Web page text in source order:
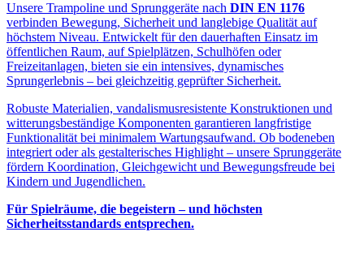
Unsere Trampoline und Sprunggeräte nach DIN EN 1176
verbinden Bewegung, Sicherheit und langlebige Qualität auf
höchstem Niveau. Entwickelt für den dauerhaften Einsatz im
öffentlichen Raum, auf Spielplätzen, Schulhöfen oder
Freizeitanlagen, bieten sie ein intensives, dynamisches
Sprungerlebnis – bei gleichzeitig geprüfter Sicherheit.
Robuste Materialien, vandalismusresistente Konstruktionen und
witterungsbeständige Komponenten garantieren langfristige
Funktionalität bei minimalem Wartungsaufwand. Ob bodeneben
integriert oder als gestalterisches Highlight – unsere Sprunggeräte
fördern Koordination, Gleichgewicht und Bewegungsfreude bei
Kindern und Jugendlichen.
Für Spielräume, die begeistern – und höchsten
Sicherheitsstandards entsprechen.